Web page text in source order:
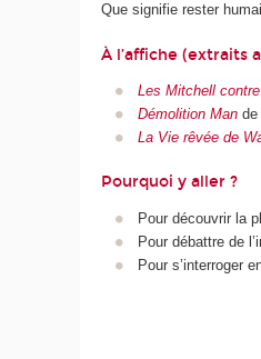
Que signifie rester
À l’affiche (extraits
Les Mitchell
Démolition Man de
La Vie rêvée de
Pourquoi y aller ?
Pour découvrir la
Pour débattre de
Pour s’interroger